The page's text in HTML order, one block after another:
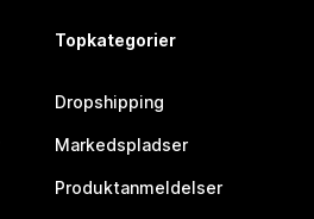
Topkategorier
Dropshipping
Markedspladser
Produktanmeldelser